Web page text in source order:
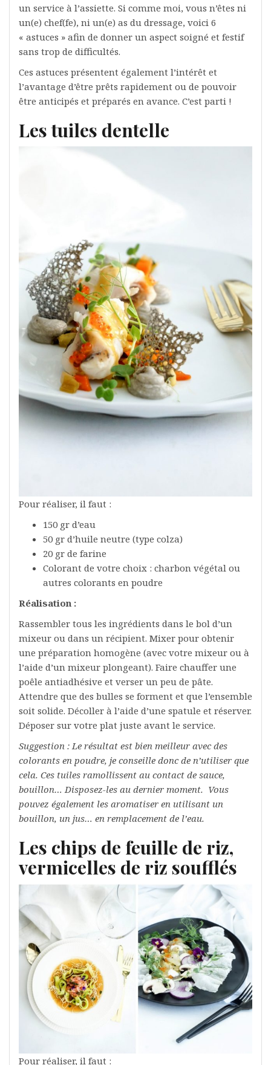
un service à l’assiette. Si comme moi, vous n’êtes ni
un(e) chef(fe), ni un(e) as du dressage, voici 6
« astuces » afin de donner un aspect soigné et festif
sans trop de difficultés.
Ces astuces présentent également l’intérêt et
l’avantage d’être prêts rapidement ou de pouvoir
être anticipés et préparés en avance. C’est parti !
Les tuiles dentelle
Pour réaliser, il faut :
150 gr d’eau
50 gr d’huile neutre (type colza)
20 gr de farine
Colorant de votre choix : charbon végétal ou
autres colorants en poudre
Réalisation :
Rassembler tous les ingrédients dans le bol d’un
mixeur ou dans un récipient. Mixer pour obtenir
une préparation homogène (avec votre mixeur ou à
l’aide d’un mixeur plongeant). Faire chauffer une
poêle antiadhésive et verser un peu de pâte.
Attendre que des bulles se forment et que l’ensemble
soit solide. Décoller à l’aide d’une spatule et réserver.
Déposer sur votre plat juste avant le service.
Suggestion : Le résultat est bien meilleur avec des
colorants en poudre, je conseille donc de n’utiliser que
cela. Ces tuiles ramollissent au contact de sauce,
bouillon… Disposez-les au dernier moment. Vous
pouvez également les aromatiser en utilisant un
bouillon, un jus… en remplacement de l’eau.
Les chips de feuille de riz,
vermicelles de riz soufflés
Pour réaliser, il faut :